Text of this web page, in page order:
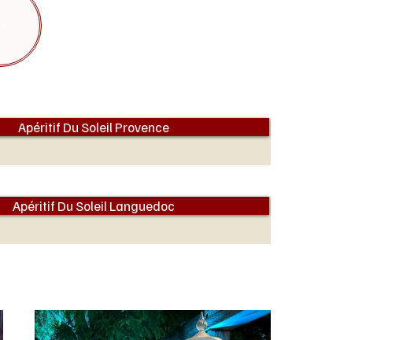
Apéritif Du Soleil Provence
Apéritif Du Soleil Languedoc